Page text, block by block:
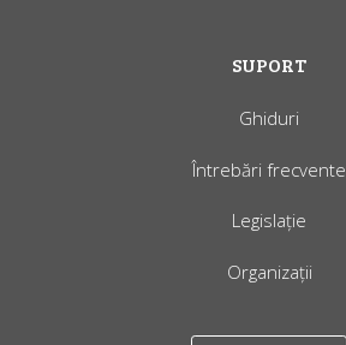
SUPORT
Ghiduri
Întrebări frecvente
Legislație
Organizații